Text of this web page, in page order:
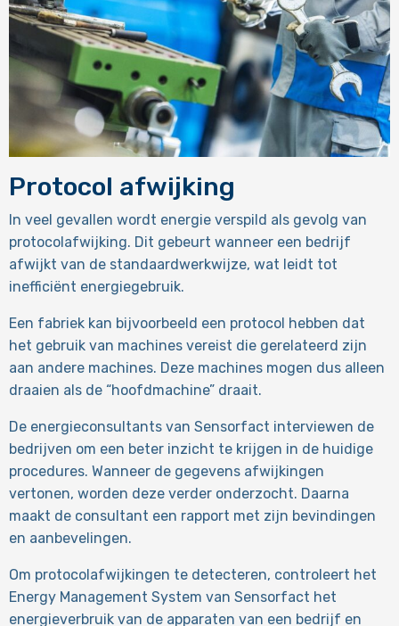
Protocol afwijking
In veel gevallen wordt energie verspild als gevolg van
protocolafwijking. Dit gebeurt wanneer een bedrijf
afwijkt van de standaardwerkwijze, wat leidt tot
inefficiënt energiegebruik.
Een fabriek kan bijvoorbeeld een protocol hebben dat
het gebruik van machines vereist die gerelateerd zijn
aan andere machines. Deze machines mogen dus alleen
draaien als de “hoofdmachine” draait.
De energieconsultants van Sensorfact interviewen de
bedrijven om een beter inzicht te krijgen in de huidige
procedures. Wanneer de gegevens afwijkingen
vertonen, worden deze verder onderzocht. Daarna
maakt de consultant een rapport met zijn bevindingen
en aanbevelingen.
Om protocolafwijkingen te detecteren, controleert het
Energy Management System van Sensorfact het
energieverbruik van de apparaten van een bedrijf en